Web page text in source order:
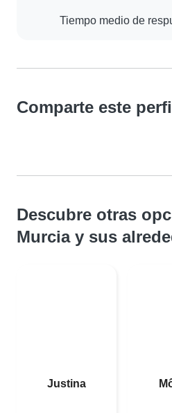
Tiempo medio de
Comparte este
Descubre otras
Murcia y sus
Justina